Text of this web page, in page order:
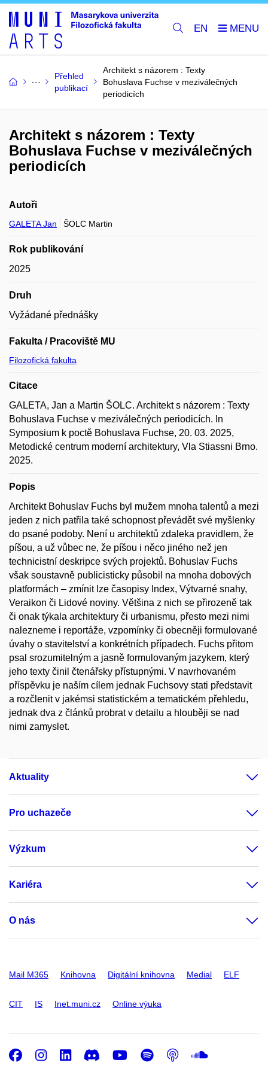
EN
Přehled
publikací
Architekt s názorem : Texty
Bohuslava Fuchse v meziválečných
periodicích
Architekt s názorem : Texty
Bohuslava Fuchse v meziválečných
periodicích
Autoři
GALETA Jan ŠOLC Martin
Rok publikování
2025
Druh
Vyžádané přednášky
Fakulta / Pracoviště MU
Filozofická fakulta
Citace
GALETA, Jan a Martin ŠOLC. Architekt s názorem : Texty
Bohuslava Fuchse v meziválečných periodicích. In
Symposium k poctě Bohuslava Fuchse, 20. 03. 2025,
Metodické centrum moderní architektury, Vla Stiassni Brno.
2025.
Popis
Architekt Bohuslav Fuchs byl mužem mnoha talentů a mezi
jeden z nich patřila také schopnost převádět své myšlenky
do psané podoby. Není u architektů zdaleka pravidlem, že
píšou, a už vůbec ne, že píšou i něco jiného než jen
technicistní deskripce svých projektů. Bohuslav Fuchs
však soustavně publicisticky působil na mnoha dobových
platformách – zmínit lze časopisy Index, Výtvarné snahy,
Veraikon či Lidové noviny. Většina z nich se přirozeně tak
či onak týkala architektury či urbanismu, přesto mezi nimi
nalezneme i reportáže, vzpomínky či obecněji formulované
úvahy o stavitelství a konkrétních případech. Fuchs přitom
psal srozumitelným a jasně formulovaným jazykem, který
jeho texty činil čtenářsky přístupnými. V navrhovaném
příspěvku je naším cílem jednak Fuchsovy stati představit
a rozčlenit v jakémsi statistickém a tematickém přehledu,
jednak dva z článků probrat v detailu a hlouběji se nad
nimi zamyslet.
Aktuality
Pro uchazeče
Výzkum
Kariéra
O nás
Mail M365 Knihovna Digitální knihovna Medial ELF
CIT IS Inet.muni.cz Online výuka
Facebook
Instagram
LinkedIn
DiscordYoutube
Spotify
Podcast